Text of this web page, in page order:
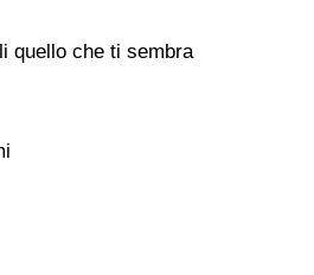
quello che ti sembra